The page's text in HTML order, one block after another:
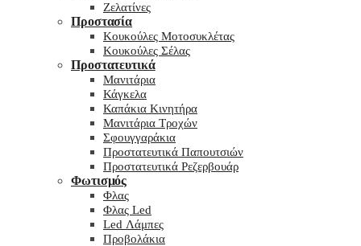
Ζελατίνες
Προστασία
Κουκούλες Μοτοσυκλέτας
Κουκούλες Σέλας
Προστατευτικά
Μανιτάρια
Κάγκελα
Καπάκια Κινητήρα
Μανιτάρια Τροχών
Σφουγγαράκια
Προστατευτικά Παπουτσιών
Προστατευτικά Ρεζερβουάρ
Φωτισμός
Φλας
Φλας Led
Led Λάμπες
Προβολάκια